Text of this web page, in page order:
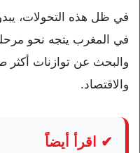
في ظل هذه التحولات،
في المغرب يتجه نحو مرحلة
والبحث عن توازنات أكثر
والاقتصاد.
✔ اقرأ أيضاً